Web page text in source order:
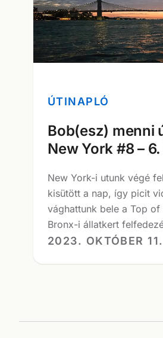
ÚTINAPLÓ
Bob(esz) menni
New York #8 –
New York-i utunk végé
kisütött a nap, így picit
vághattunk bele a Top of
Bronx-i állatkert
2023. OKTÓBER 11.